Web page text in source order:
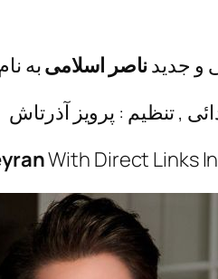
و جدیدناصر اسلامیبه
, تنظیم : پرویز آذرتاش
With Direct Links